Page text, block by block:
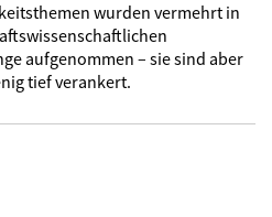
wurden vermehrt in
aufgenommen – sie sind aber
tief verankert.